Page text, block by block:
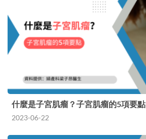
什麼是子宮肌瘤？子宮肌瘤的5項要點
2023-06-22